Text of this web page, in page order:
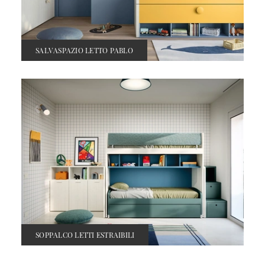
SALVASPAZIO LETTO PABLO
SOPPALCO LETTI ESTRAIBILI